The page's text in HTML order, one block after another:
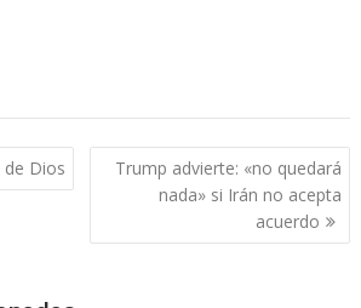
de Dios
Trump advierte: «no quedará
nada» si Irán no acepta
acuerdo